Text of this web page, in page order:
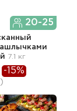
20-25
7.1 кг
-15%